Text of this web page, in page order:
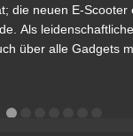
die neuen E-Scooter
Als
über alle Gadgets